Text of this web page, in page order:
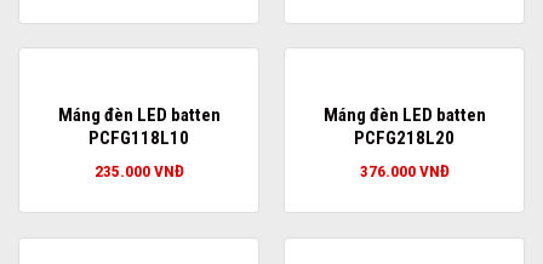
Máng đèn LED batten
PCFG118L10
235.000VNĐ
Máng đèn LED batten
PCFG218L20
376.000VNĐ